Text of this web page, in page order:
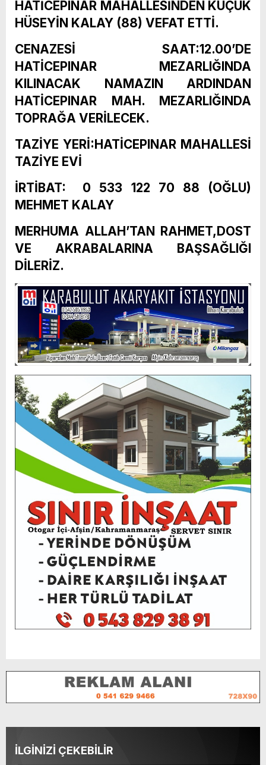
HATİCEPINAR MAHALLESİNDEN KÜÇÜK
HÜSEYİN KALAY (88) VEFAT ETTİ.
CENAZESİ SAAT:12.00’DE
HATİCEPINAR MEZARLIĞINDA
KILINACAK NAMAZIN ARDINDAN
HATİCEPINAR MAH. MEZARLIĞINDA
TOPRAĞA VERİLECEK.
TAZİYE YERİ:HATİCEPINAR MAHALLESİ
TAZİYE EVİ
İRTİBAT: 0 533 122 70 88 (OĞLU)
MEHMET KALAY
MERHUMA ALLAH’TAN RAHMET,DOST
VE AKRABALARINA BAŞSAĞLIĞI
DİLERİZ.
İLGİNİZİ ÇEKEBİLİR